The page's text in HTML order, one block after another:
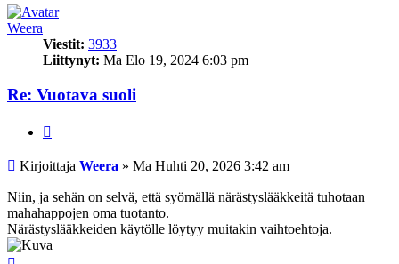
Weera
Viestit: 3933
Liittynyt: Ma Elo 19, 2024 6:03 pm
Re: Vuotava suoli
Viesti
Kirjoittaja Weera » Ma Huhti 20, 2026 3:42 am
Niin, ja sehän on selvä, että syömällä närästyslääkkeitä tuhotaan
mahahappojen oma tuotanto.
Närästyslääkkeiden käytölle löytyy muitakin vaihtoehtoja.